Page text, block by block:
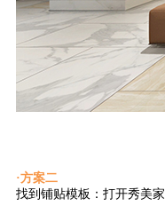
·方案二
找到铺贴模板：打开秀美